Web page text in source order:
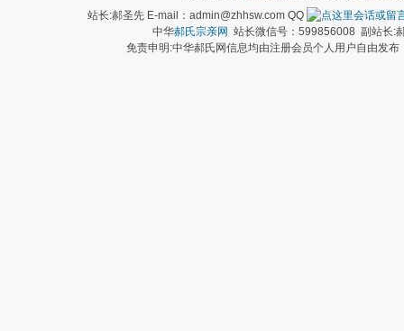
站长:郝圣先 E-mail：admin@zhhsw.com QQ
中华郝氏宗亲网 站长微信号：599856008 副站长:
免责申明:中华郝氏网信息均由注册会员个人用户自由发